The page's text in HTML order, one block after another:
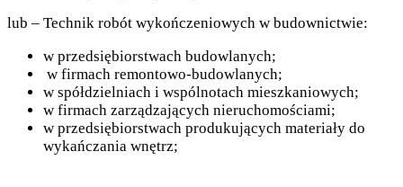
lub – Technik robót wykończeniowych w budownictwie:
w przedsiębiorstwach budowlanych;
w firmach remontowo-budowlanych;
w spółdzielniach i wspólnotach mieszkaniowych;
w firmach zarządzających nieruchomościami;
w przedsiębiorstwach produkujących materiały do
wykańczania wnętrz;